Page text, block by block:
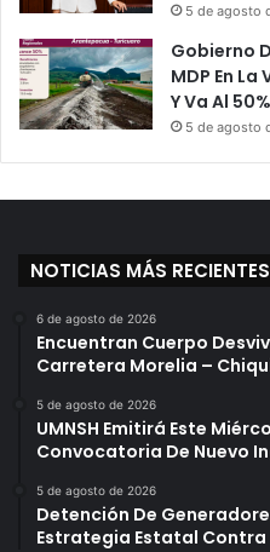
5 de agosto
Gobierno
MDP En
Y Va Al 50%
5 de agosto
NOTICIAS MÁS RECIENTES
6 de agosto de 2026
Encuentran Cuerpo
Carretera Morelia –
5 de agosto de 2026
UMNSH Emitirá Este
Convocatoria De Nuevo
5 de agosto de 2026
Detención De
Estrategia Estatal Contra